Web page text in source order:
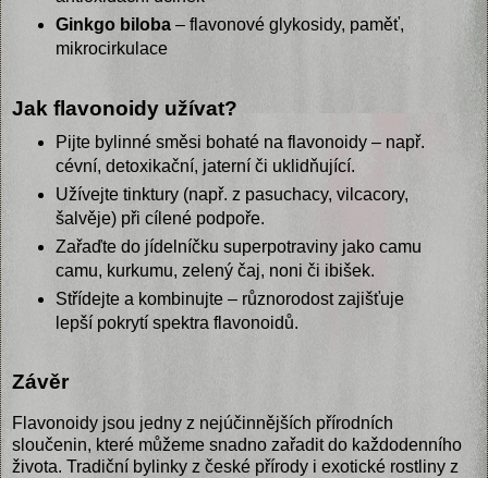
Ginkgo biloba– flavonové glykosidy, paměť,
mikrocirkulace
Jak flavonoidy užívat?
Pijte bylinné směsi bohaté na flavonoidy – např.
cévní, detoxikační, jaterní či uklidňující.
Užívejte tinktury (např. z pasuchacy, vilcacory,
šalvěje) při cílené podpoře.
Zařaďte do jídelníčku superpotraviny jako camu
camu, kurkumu, zelený čaj, noni či ibišek.
Střídejte a kombinujte – různorodost zajišťuje
lepší pokrytí spektra flavonoidů.
Závěr
Flavonoidy jsou jedny z nejúčinnějších přírodních
sloučenin, které můžeme snadno zařadit do každodenního
života. Tradiční bylinky z české přírody i exotické rostliny z